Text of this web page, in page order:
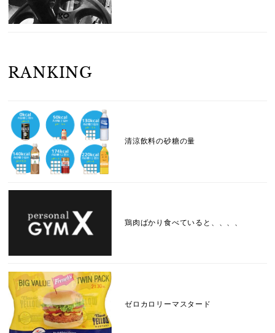
RANKING
清涼飲料の砂糖の量
鶏肉ばかり食べていると、、、、
ゼロカロリーマスタード